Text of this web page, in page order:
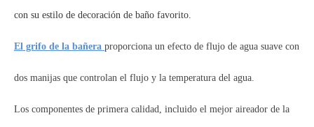
con su estilo de decoración de baño favorito.
El grifo de la bañera proporciona un efecto de flujo de agua suave con
dos manijas que controlan el flujo y la temperatura del agua.
Los componentes de primera calidad, incluido el mejor aireador de la